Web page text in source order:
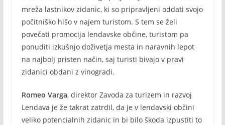
mreža lastnikov zidanic, ki so pripravljeni oddati svojo
počitniško hišo v najem turistom. S tem se želi
povečati promocija lendavske občine, turistom pa
ponuditi izkušnjo doživetja mesta in naravnih lepot
na najbolj pristen način, saj turisti bivajo v pravi
zidanici obdani z vinogradi.
Romeo Varga, direktor Zavoda za turizem in razvoj
Lendava je že takrat zatrdil, da je v lendavski občini
veliko potencialnih zidanic in bi bilo škoda izpustiti to